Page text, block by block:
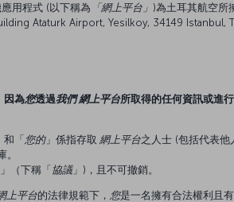
用程式 (以下稱為 「網上平台」 )為土耳其航空所
Ataturk Airport, Yesilkoy, 34149 Istanbul,
因為您透過我們網上平台所取得的任何資訊或進
和「您的」係指存取 網上平台之人士 (包括代表他
（下稱「 協議」)，且不可撤銷。
上平台的法律規範下， 您是一名擁有合法權利且